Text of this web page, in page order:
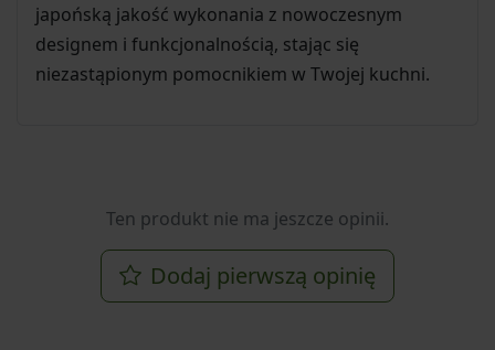
japońską jakość wykonania z nowoczesnym
designem i funkcjonalnością, stając się
niezastąpionym pomocnikiem w Twojej kuchni.
Ten produkt nie ma jeszcze opinii.
Dodaj pierwszą opinię